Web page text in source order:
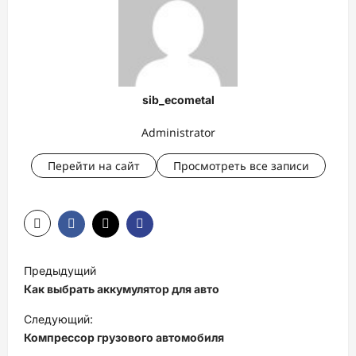
sib_ecometal
Administrator
Перейти на сайт Просмотреть все записи
а
в
и
Предыдущий
Как выбрать аккумулятор для авто
Следующий:
Компрессор грузового автомобиля